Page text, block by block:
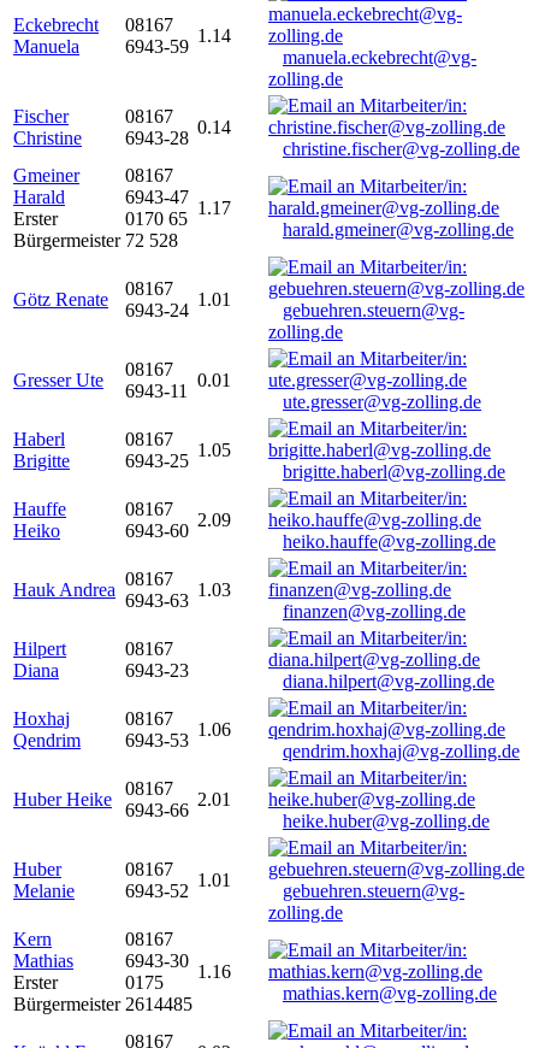
Eckebrecht
Manuela
08167
6943-59
1.14
manuela.eckebrecht@vg-
zolling.de
Fischer
Christine
08167
6943-28
0.14
christine.fischer@vg-zolling.de
Gmeiner
Harald
Erster
Bürgermeister
08167
6943-47
0170 65
72 528
1.17
harald.gmeiner@vg-zolling.de
Götz Renate
08167
6943-24
1.01
gebuehren.steuern@vg-
zolling.de
Gresser Ute
08167
6943-11
0.01
ute.gresser@vg-zolling.de
Haberl
Brigitte
08167
6943-25
1.05
brigitte.haberl@vg-zolling.de
Hauffe
Heiko
08167
6943-60
2.09
heiko.hauffe@vg-zolling.de
Hauk Andrea
08167
6943-63
1.03
finanzen@vg-zolling.de
Hilpert
Diana
08167
6943-23
diana.hilpert@vg-zolling.de
Hoxhaj
Qendrim
08167
6943-53
1.06
qendrim.hoxhaj@vg-zolling.de
Huber Heike
08167
6943-66
2.01
heike.huber@vg-zolling.de
Huber
Melanie
08167
6943-52
1.01
gebuehren.steuern@vg-
zolling.de
Kern
Mathias
Erster
Bürgermeister
08167
6943-30
0175
2614485
1.16
mathias.kern@vg-zolling.de
08167